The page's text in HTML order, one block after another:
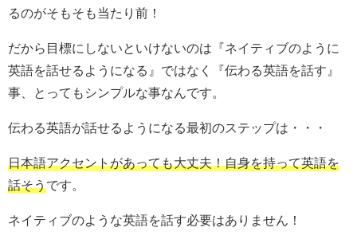
るのがそもそも当たり前！
だから目標にしないといけないのは『ネイティブのように
英語を話せるようになる』ではなく『伝わる英語を話す』
事、とってもシンプルな事なんです。
伝わる英語が話せるようになる最初のステップは・・・
日本語アクセントがあっても大丈夫！自身を持って英語を
話そうです。
ネイティブのような英語を話す必要はありません！